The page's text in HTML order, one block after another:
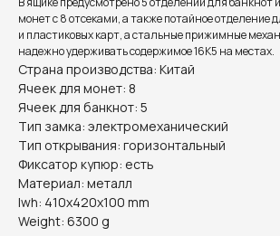
монет с 8 отсеками, а также потайное отделение
и пластиковых карт, а стальные прижимные
надежно удерживать содержимое 16K5 на местах.
Страна производства: Китай
Ячеек для монет: 8
Ячеек для банкнот: 5
Тип замка: электромеханический
Тип открывания: горизонтальный
Фиксатор купюр: есть
Материал: металл
lwh: 410x420x100 mm
Weight: 6300 g